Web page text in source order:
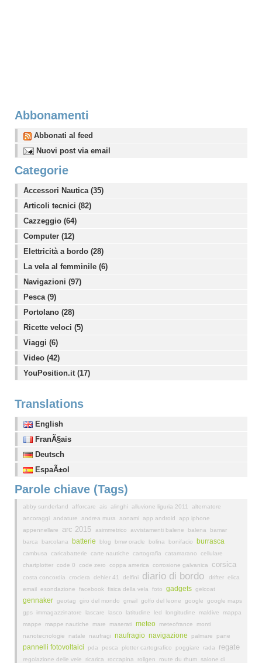
Abbonamenti
Abbonati al feed
Nuovi post via email
Categorie
Accessori Nautica (35)
Articoli tecnici (82)
Cazzeggio (64)
Computer (12)
Elettricità a bordo (28)
La vela al femminile (6)
Navigazioni (97)
Pesca (9)
Portolano (28)
Ricette veloci (5)
Viaggi (6)
Video (42)
YouPosition.it (17)
Translations
English
FranÃ§ais
Deutsch
EspaÃ±ol
Parole chiave (Tags)
abby sunderland afforcare ais alinghi alluvione liguria 2011
alternatore
ancoraggi andature andrea mura aonami app android
app iphone
appennellare
arc 2015 asimmetrico avvistamenti balene balena
bamar
barca
barcolana batterie blog bmw oracle bolina bonifacio burrasca
cambusa caricabatterie carte nautiche cartografia catamarano
cellulare
chartplotter code 0 code zero coppa america corrosione galvanica corsica
costa concordia crociera dehler 41 delfini diario di bordo drifter elica
email esondazione facebook fisica della vela foto gadgets gelcoat
gennaker geotag giro del mondo gmail golfo del leone google
google maps
gps
immagazzinatore lascare lasco latitudine led longitudine maldive
mappa
mappe
mappe nautiche mare maserati meteo meteofrance
monti
nanotecnologie
natale naufragi naufragio navigazione palmare pane
pannelli fotovoltaici pda pesca plotter cartografico poggiare rada regate
regolazione delle vele ricarica roccapina rollgen route du rhum salone di